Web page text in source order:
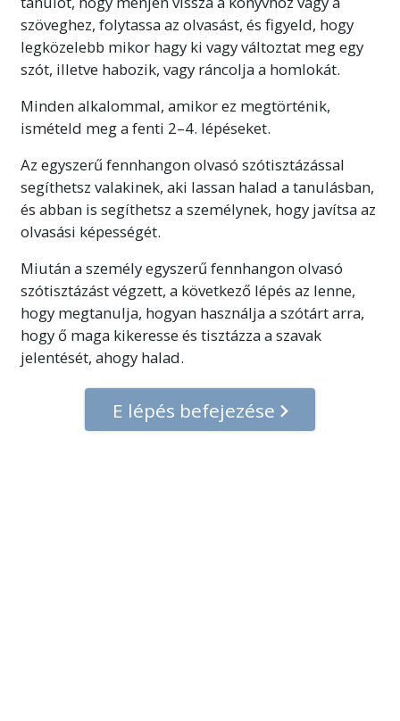
szöveghez, folytassa az olvasást, és figyeld, hogy
legközelebb mikor hagy ki vagy változtat meg egy
szót, illetve habozik, vagy ráncolja a homlokát.
Minden alkalommal, amikor ez megtörténik,
ismételd meg a fenti 2–4. lépéseket.
Az egyszerű fennhangon olvasó szótisztázással
segíthetsz valakinek, aki lassan halad a tanulásban,
és abban is segíthetsz a személynek, hogy javítsa az
olvasási képességét.
Miután a személy egyszerű fennhangon olvasó
szótisztázást végzett, a következő lépés az lenne,
hogy megtanulja, hogyan használja a szótárt arra,
hogy ő maga kikeresse és tisztázza a szavak
jelentését, ahogy halad.
E lépés befejezése